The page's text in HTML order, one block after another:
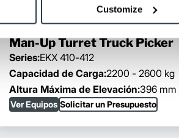
Customize
Man-Up Turret Truck Picker
Series:EKX 410-412
Capacidad de Carga:2200 - 2600 kg
Altura Máxima de Elevación:396 mm
Ver Equipos Solicitar un Presupuesto